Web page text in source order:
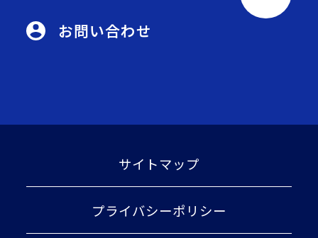
お問い合わせ
サイトマップ
プライバシーポリシー